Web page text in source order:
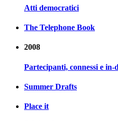
Atti democratici
The Telephone Book
2008
Partecipanti, connessi e in-
Summer Drafts
Place it